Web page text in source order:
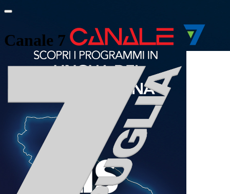
Canale 7